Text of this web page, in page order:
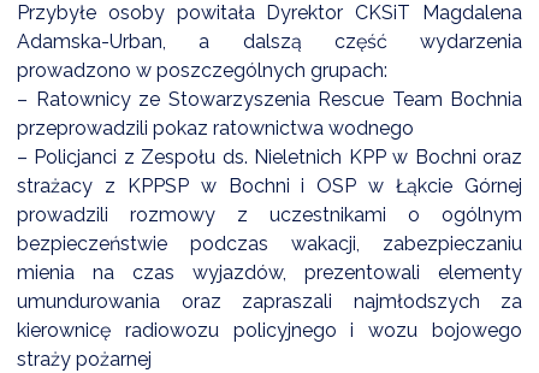
CZYSTE POWIETRZE
EWIDENCJA EMISYJNOŚCI BUDYNKÓW (CEEB)
Przybyłe osoby powitała Dyrektor CKSiT Magdalena
Adamska-Urban, a dalszą część wydarzenia
prowadzono w poszczególnych grupach:
– Ratownicy ze Stowarzyszenia Rescue Team Bochnia
przeprowadzili pokaz ratownictwa wodnego
– Policjanci z Zespołu ds. Nieletnich KPP w Bochni oraz
strażacy z KPPSP w Bochni i OSP w Łąkcie Górnej
prowadzili rozmowy z uczestnikami o ogólnym
bezpieczeństwie podczas wakacji, zabezpieczaniu
mienia na czas wyjazdów, prezentowali elementy
umundurowania oraz zapraszali najmłodszych za
kierownicę radiowozu policyjnego i wozu bojowego
straży pożarnej